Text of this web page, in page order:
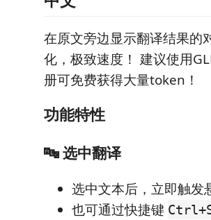
在原文旁边显示翻译结果的
化，极致速度！ 建议使用
册可免费获得大量token！
功能特性
🔤 选中翻译
选中文本后，立即触发
也可通过快捷键